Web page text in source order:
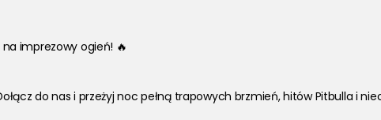
imprezowy ogień! 🔥
do nas i przeżyj noc pełną trapowych brzmień, hitów Pitbulla i